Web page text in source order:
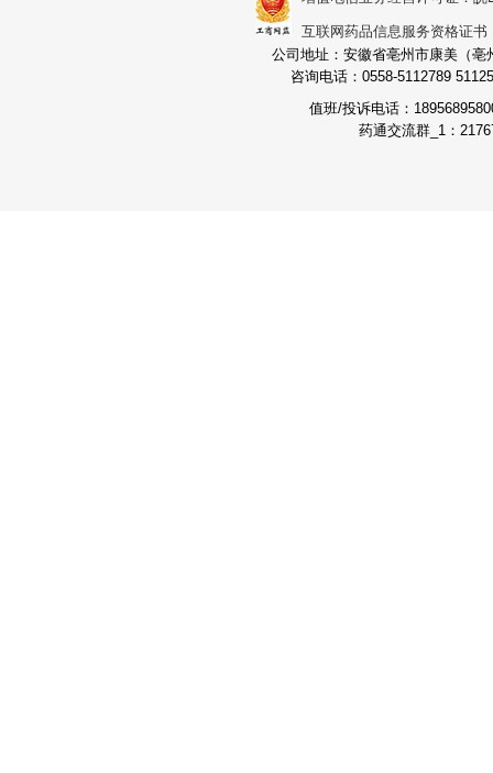
互联网药品信息服务资格证
公司地址：安徽省亳州市康美（
咨询电话：0558-5112789
值班/投诉电话：
药通交流群_1：